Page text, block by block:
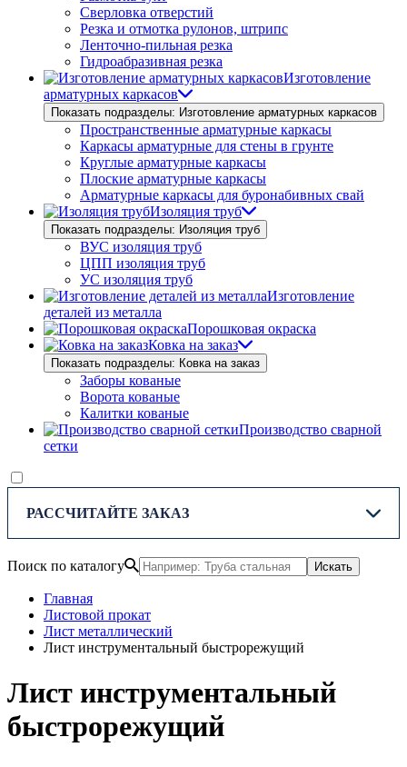
Сверловка отверстий
Резка и отмотка рулонов, штрипс
Ленточно-пильная резка
Гидроабразивная резка
Изготовление
арматурных каркасов
Показать подразделы: Изготовление арматурных каркасов
Пространственные арматурные каркасы
Каркасы арматурные для стены в грунте
Круглые арматурные каркасы
Плоские арматурные каркасы
Арматурные каркасы для буронабивных свай
Изоляция труб
Показать подразделы: Изоляция труб
ВУС изоляция труб
ЦПП изоляция труб
УС изоляция труб
Изготовление
деталей из металла
Порошковая окраска
Ковка на заказ
Показать подразделы: Ковка на заказ
Заборы кованые
Ворота кованые
Калитки кованые
Производство сварной
сетки
РАССЧИТАЙТЕ ЗАКАЗ
Поиск по каталогу Искать
Главная
Листовой прокат
Лист металлический
Лист инструментальный быстрорежущий
Лист инструментальный
быстрорежущий